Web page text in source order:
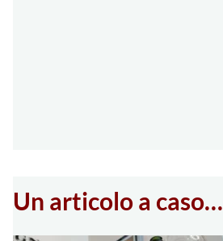
Un articolo a caso…